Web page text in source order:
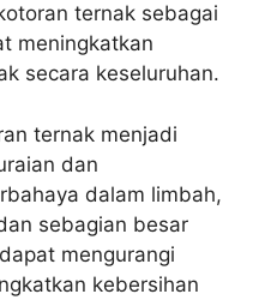
ternak sebagai
meningkatkan
secara keseluruhan.
ternak menjadi
dan
dalam limbah,
sebagian besar
mengurangi
kebersihan